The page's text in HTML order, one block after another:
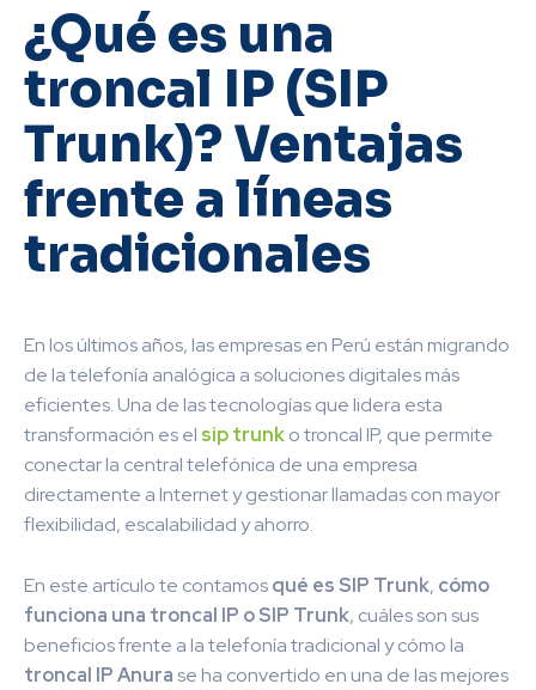
¿Qué es una
troncal IP (SIP
Trunk)? Ventajas
frente a líneas
tradicionales
En los últimos años, las empresas en Perú están migrando
de la telefonía analógica a soluciones digitales más
eficientes. Una de las tecnologías que lidera esta
transformación es el sip trunko troncal IP, que permite
conectar la central telefónica de una empresa
directamente a Internet y gestionar llamadas con mayor
flexibilidad, escalabilidad y ahorro.
En este artículo te contamosqué es SIP Trunk, cómo
funciona una troncal IP o SIP Trunk, cuáles son sus
beneficios frente a la telefonía tradicional y cómo la
troncal IP Anura se ha convertido en una de las mejores